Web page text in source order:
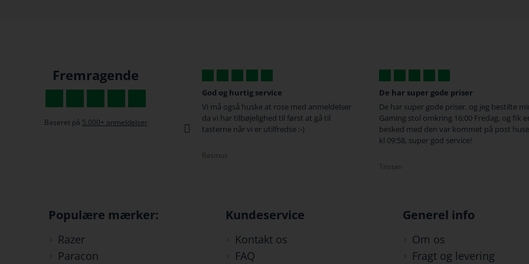
Fremragende
Baseret på 5.000+ anmeldelser
God og hurtig service
Vi må også huske at rose med anmeldelser
da vi har tilbøjelighed til først at gå til
tasterne når vi er utilfredse :-)
De har super gode priser
De har super gode priser, og jeg bestilte min
Gaming stol omkring 16:00 Fredag, og fik en
besked med den var kommet på post huset
Altid super hurtige
Altid super hurtige til at svare
kundeservice fantastisk!
Chris
Populære mærker:
Razer
Paracon
Kundeservice
Kontakt os
FAQ
Generel info
Om os
Fragt og levering